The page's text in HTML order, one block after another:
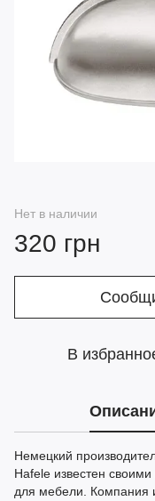
Нет в наличии
320 грн
В
Немецкий
Hafele известен
для мебели. Компания